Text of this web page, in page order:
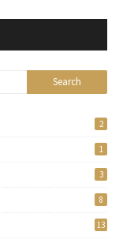
2
1
3
8
13